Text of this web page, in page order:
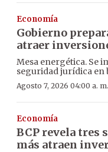
Economía
Gobierno
atraer
Mesa energética. Se
seguridad jurídica en
Agosto 7, 2026 04:00 a. m.
Economía
BCP revela tres
más atraen